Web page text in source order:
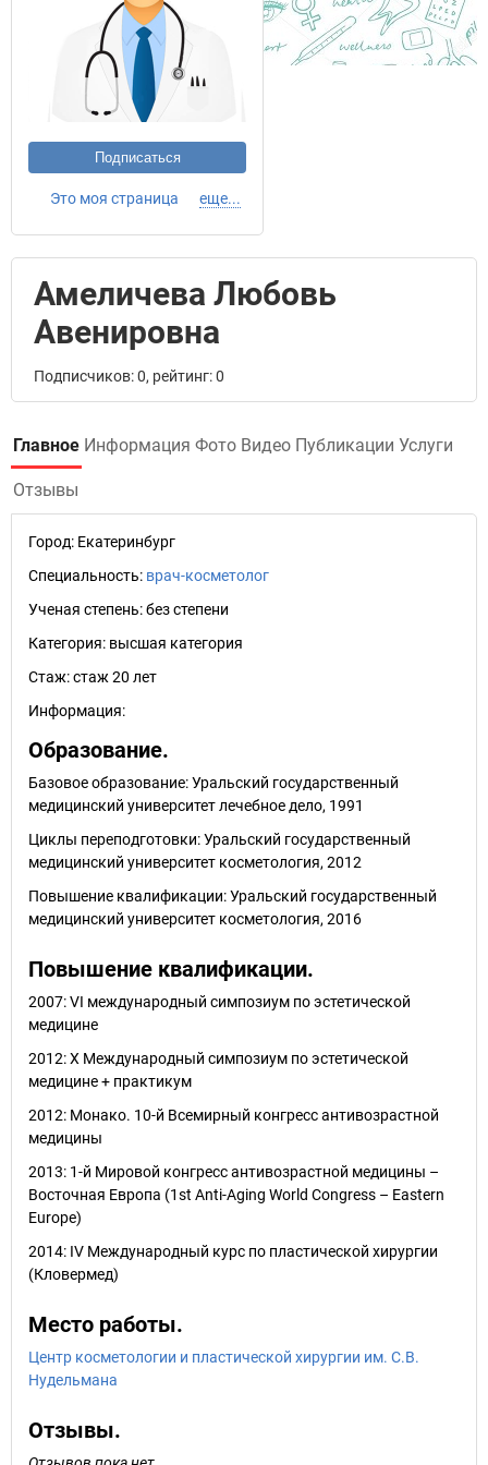
Подписаться
Это моя страница еще...
Амеличева Любовь
Авенировна
Подписчиков: 0, рейтинг: 0
Главное Информация Фото Видео Публикации Услуги
Отзывы
Город: Екатеринбург
Специальность: врач-косметолог
Ученая степень:без степени
Категория: высшая категория
Стаж:стаж 20 лет
Информация:
Образование.
Базовое образование: Уральский государственный
медицинский университет лечебное дело, 1991
Циклы переподготовки: Уральский государственный
медицинский университет косметология, 2012
Повышение квалификации: Уральский государственный
медицинский университет косметология, 2016
Повышение квалификации.
2007: VI международный симпозиум по эстетической
медицине
2012: Х Международный симпозиум по эстетической
медицине + практикум
2012: Монако. 10-й Всемирный конгресс антивозрастной
медицины
2013: 1-й Мировой конгресс антивозрастной медицины –
Восточная Европа (1st Anti-Aging World Congress – Eastern
Europe)
2014: IV Международный курс по пластической хирургии
(Кловермед)
Место работы.
Центр косметологии и пластической хирургии им. С.В.
Нудельмана
Отзывы.